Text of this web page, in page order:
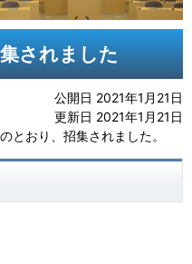
されました
公開日 2021年1月21日
更新日 2021年1月21日
とおり、招集されました。